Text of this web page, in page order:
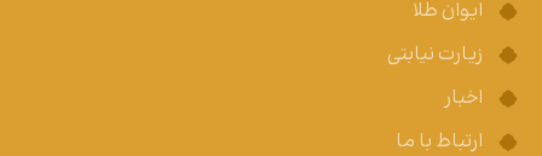
ایوان طلا
زیارت نیابتی
اخبار
ارتباط با ما